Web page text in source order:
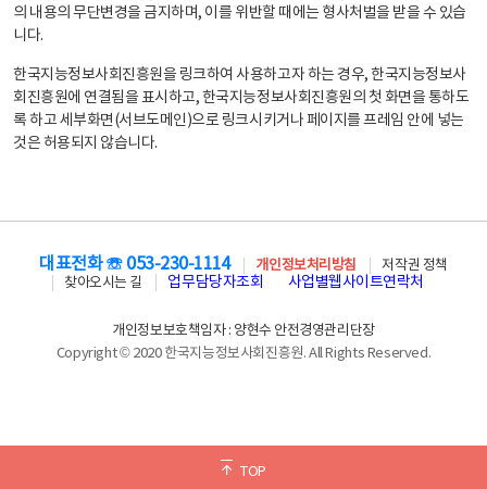
의 내용의 무단변경을 금지하며, 이를 위반할 때에는 형사처벌을 받을 수 있습
니다.
한국지능정보사회진흥원을 링크하여 사용하고자 하는 경우, 한국지능정보사
회진흥원에 연결됨을 표시하고, 한국지능정보사회진흥원의 첫 화면을 통하도
록 하고 세부화면(서브도메인)으로 링크시키거나 페이지를 프레임 안에 넣는
것은 허용되지 않습니다.
TOP
대표전화 ☏ 053-230-1114 개인정보처리방침
저작권 정책
찾아오시는 길
업무담당자조회 사업별웹사이트연락처
개인정보보호책임자 : 양현수 안전경영관리단장
Copyright © 2020 한국지능정보사회진흥원. All Rights Reserved.